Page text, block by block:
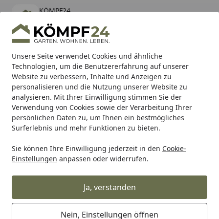
Unsere Seite verwendet Cookies und ähnliche
Technologien, um die Benutzererfahrung auf unserer
Website zu verbessern, Inhalte und Anzeigen zu
personalisieren und die Nutzung unserer Website zu
analysieren. Mit Ihrer Einwilligung stimmen Sie der
Verwendung von Cookies sowie der Verarbeitung Ihrer
persönlichen Daten zu, um Ihnen ein bestmögliches
Surferlebnis und mehr Funktionen zu bieten.
Sie können Ihre Einwilligung jederzeit in den Cookie-
Einstellungen anpassen oder widerrufen.
Ja, verstanden
Nein, Einstellungen öffnen
KÖMPF24
kostenlos - Im App Store
Hotline
Alle Produkte
Mein Konto
Suchen
Karibu Pools inkl. gratis Sandfilteranlage & Pool-
Starterset (Gesamtwert bis 468,99€)
Startseite
Makita Akku Werkzeuge Werkzeuge LXT 18V
Makita Akku-Trennschleifer LXT
18V
Ihre Artikelübersicht